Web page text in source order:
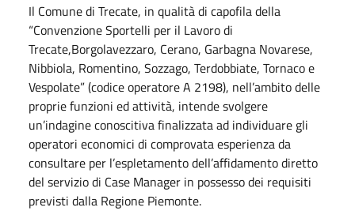
Il Comune di Trecate, in qualità di capofila della
“Convenzione Sportelli per il Lavoro di
Trecate,Borgolavezzaro, Cerano, Garbagna Novarese,
Nibbiola, Romentino, Sozzago, Terdobbiate, Tornaco e
Vespolate” (codice operatore A 2198), nell’ambito delle
proprie funzioni ed attività, intende svolgere
un’indagine conoscitiva finalizzata ad individuare gli
operatori economici di comprovata esperienza da
consultare per l’espletamento dell’affidamento diretto
del servizio di Case Manager in possesso dei requisiti
previsti dalla Regione Piemonte.